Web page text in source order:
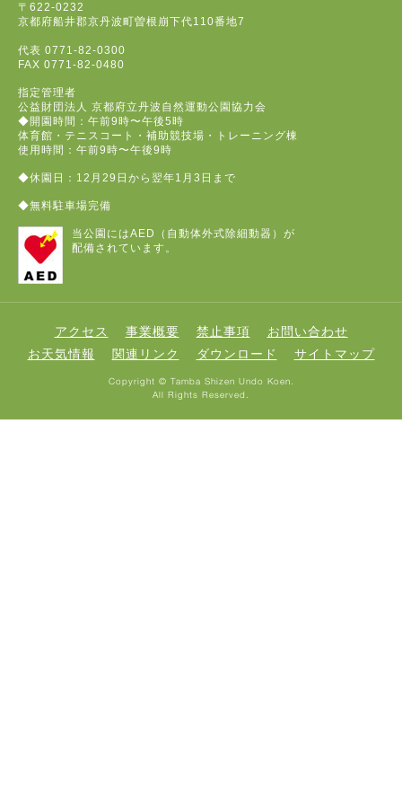
〒622-0232
京都府船井郡京丹波町曽根崩下代110番地7
代表 0771-82-0300
FAX 0771-82-0480
指定管理者
公益財団法人 京都府立丹波自然運動公園協力会
◆開園時間：午前9時〜午後5時
体育館・テニスコート・補助競技場・トレーニング棟
使用時間：午前9時〜午後9時
◆休園日：12月29日から翌年1月3日まで
◆無料駐車場完備
当公園にはAED（自動体外式除細動器）が
配備されています。
アクセス 事業概要 禁止事項
お問い合わせ
お天気情報
関連リンク ダウンロード サイトマップ
Copyright © Tamba Shizen Undo Koen.
All Rights Reserved.